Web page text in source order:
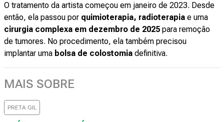
O tratamento da artista começou em janeiro de 2023. Desde
então, ela passou por quimioterapia, radioterapia e uma
cirurgia complexa em dezembro de 2025 para remoção
de tumores. No procedimento, ela também precisou
implantar uma bolsa de colostomia definitiva.
MAIS SOBRE
PRETA GIL